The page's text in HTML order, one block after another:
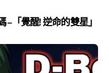
–「覺醒! 逆命的雙星」